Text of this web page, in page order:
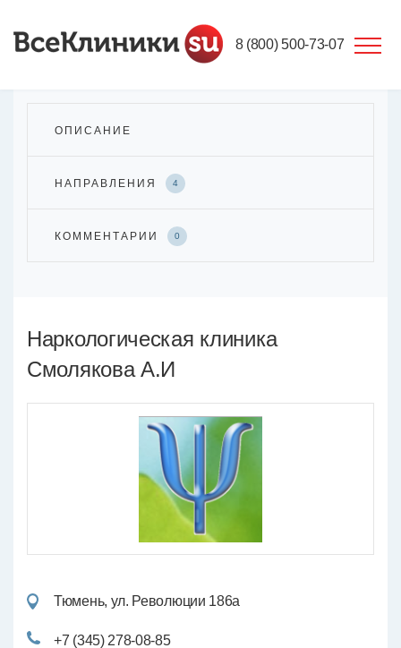
8 (800) 500-73-07
ОПИСАНИЕ
НАПРАВЛЕНИЯ 4
КОММЕНТАРИИ 0
Наркологическая клиника
Смолякова А.И
Тюмень, ул. Революции 186а
+7 (345) 278-08-85